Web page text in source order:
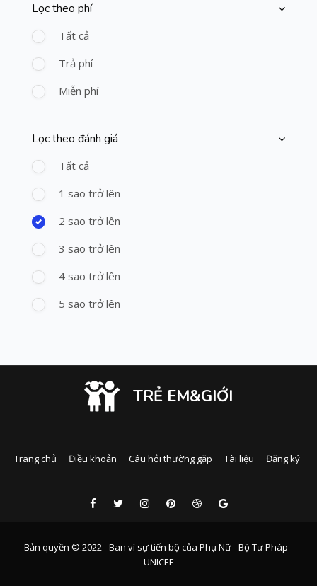
Bỏ qua [Cocoon] Course Filter (Paid)
Lọc theo phí
Tất cả
Trả phí
Miễn phí
Bỏ qua [Cocoon] Course Filter (Rating)
Lọc theo đánh giá
Tất cả
1 sao trở lên
2 sao trở lên
3 sao trở lên
4 sao trở lên
5 sao trở lên
TRẺ EM&GIỚI
Trang chủ Điều khoản Câu hỏi thường gặp Tài liệu Đăng ký
Bản quyền © 2022 - Ban vì sự tiến bộ của Phụ Nữ - Bộ Tư Pháp -
UNICEF